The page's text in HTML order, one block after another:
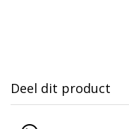
Deel dit product